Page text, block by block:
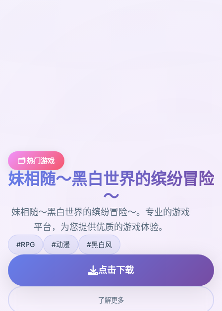
🗂️ 热门游戏
妹相随～黑白世界的缤纷冒险
～
妹相随～黑白世界的缤纷冒险～。专业的游戏
平台，为您提供优质的游戏体验。
#RPG #动漫 #黑白风
点击下载
了解更多